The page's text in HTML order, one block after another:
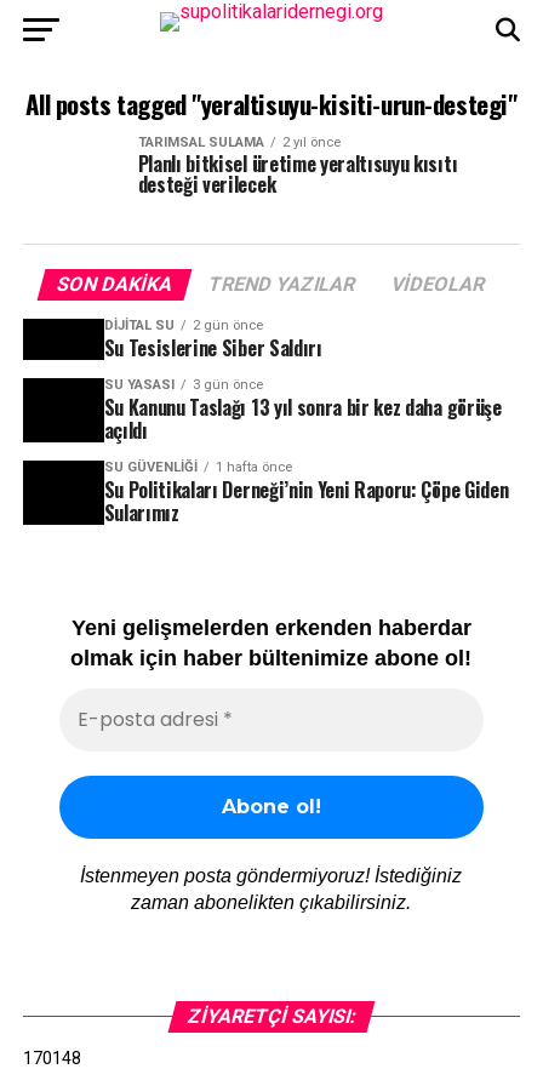
All posts tagged "yeraltisuyu-kisiti-urun-destegi"
TARIMSAL SULAMA 2 yıl önce
Planlı bitkisel üretime yeraltısuyu kısıtı
desteği verilecek
SON DAKIKA TREND YAZILAR VIDEOLAR
DIJITAL SU 2 gün önce
Su Tesislerine Siber Saldırı
SU YASASI 3 gün önce
Su Kanunu Taslağı 13 yıl sonra bir kez daha görüşe
açıldı
SU GÜVENLIĞI 1 hafta önce
Su Politikaları Derneği’nin Yeni Raporu: Çöpe Giden
Sularımız
Yeni gelişmelerden erkenden haberdar
olmak için haber bültenimize abone ol!
İstenmeyen posta göndermiyoruz! İstediğiniz
zaman abonelikten çıkabilirsiniz.
ZIYARETÇI SAYISI:
170148